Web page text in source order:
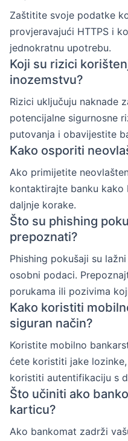
Zaštitite svoje podatke
provjeravajući HTTPS i
jednokratnu upotrebu.
Koji su rizici
inozemstvu?
Rizici uključuju naknade
potencijalne sigurnosne
putovanja i obavijestite
Kako osporiti
Ako primijetite
kontaktirajte banku
daljnje korake.
Što su phishing
prepoznati?
Phishing pokušaji su
osobni podaci.
porukama ili pozivima
Kako koristiti
siguran način?
Koristite mobilno
ćete koristiti jake
koristiti autentifikaciju s
Što učiniti ako
karticu?
Ako bankomat zadrži